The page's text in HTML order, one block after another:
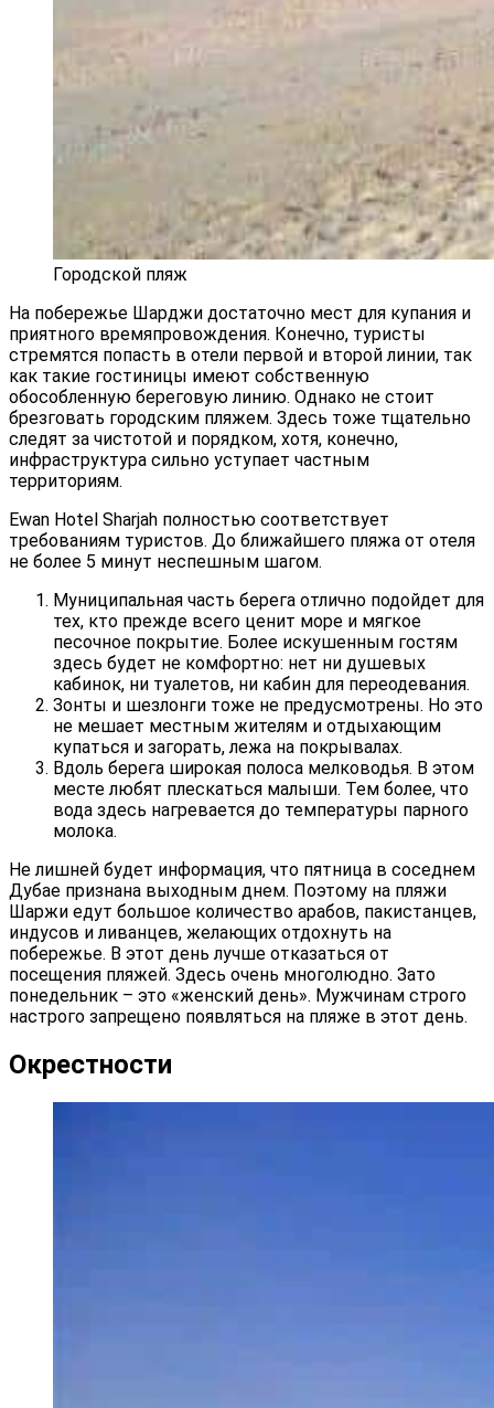
Городской пляж
На побережье Шарджи достаточно мест для купания и
приятного времяпровождения. Конечно, туристы
стремятся попасть в отели первой и второй линии, так
как такие гостиницы имеют собственную
обособленную береговую линию. Однако не стоит
брезговать городским пляжем. Здесь тоже тщательно
следят за чистотой и порядком, хотя, конечно,
инфраструктура сильно уступает частным
территориям.
Ewan Hotel Sharjah полностью соответствует
требованиям туристов. До ближайшего пляжа от отеля
не более 5 минут неспешным шагом.
Муниципальная часть берега отлично подойдет для
тех, кто прежде всего ценит море и мягкое
песочное покрытие. Более искушенным гостям
здесь будет не комфортно: нет ни душевых
кабинок, ни туалетов, ни кабин для переодевания.
Зонты и шезлонги тоже не предусмотрены. Но это
не мешает местным жителям и отдыхающим
купаться и загорать, лежа на покрывалах.
Вдоль берега широкая полоса мелководья. В этом
месте любят плескаться малыши. Тем более, что
вода здесь нагревается до температуры парного
молока.
Не лишней будет информация, что пятница в соседнем
Дубае признана выходным днем. Поэтому на пляжи
Шаржи едут большое количество арабов, пакистанцев,
индусов и ливанцев, желающих отдохнуть на
побережье. В этот день лучше отказаться от
посещения пляжей. Здесь очень многолюдно. Зато
понедельник – это «женский день». Мужчинам строго
настрого запрещено появляться на пляже в этот день.
Окрестности